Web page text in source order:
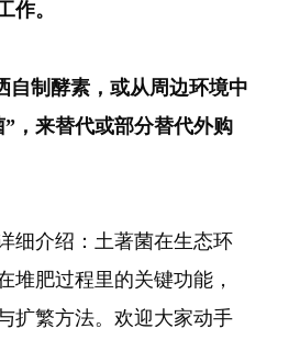
作。
自制酵素，或从周边环境中
，来替代或部分替代外购
细介绍：土著菌在生态环
堆肥过程里的关键功能，
扩繁方法。欢迎大家动手